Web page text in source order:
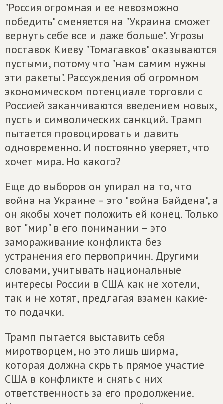
"Россия огромная и ее невозможно
победить" сменяется на "Украина сможет
вернуть себе все и даже больше". Угрозы
поставок Киеву "Томагавков" оказываются
пустыми, потому что "нам самим нужны
эти ракеты". Рассуждения об огромном
экономическом потенциале торговли с
Россией заканчиваются введением новых,
пусть и символических санкций. Трамп
пытается провоцировать и давить
одновременно. И постоянно уверяет, что
хочет мира. Но какого?
Еще до выборов он упирал на то, что
война на Украине – это "война Байдена", а
он якобы хочет положить ей конец. Только
вот "мир" в его понимании – это
замораживание конфликта без
устранения его первопричин. Другими
словами, учитывать национальные
интересы России в США как не хотели,
так и не хотят, предлагая взамен какие-
то подачки.
Трамп пытается выставить себя
миротворцем, но это лишь ширма,
которая должна скрыть прямое участие
США в конфликте и снять с них
ответственность за его продолжение.